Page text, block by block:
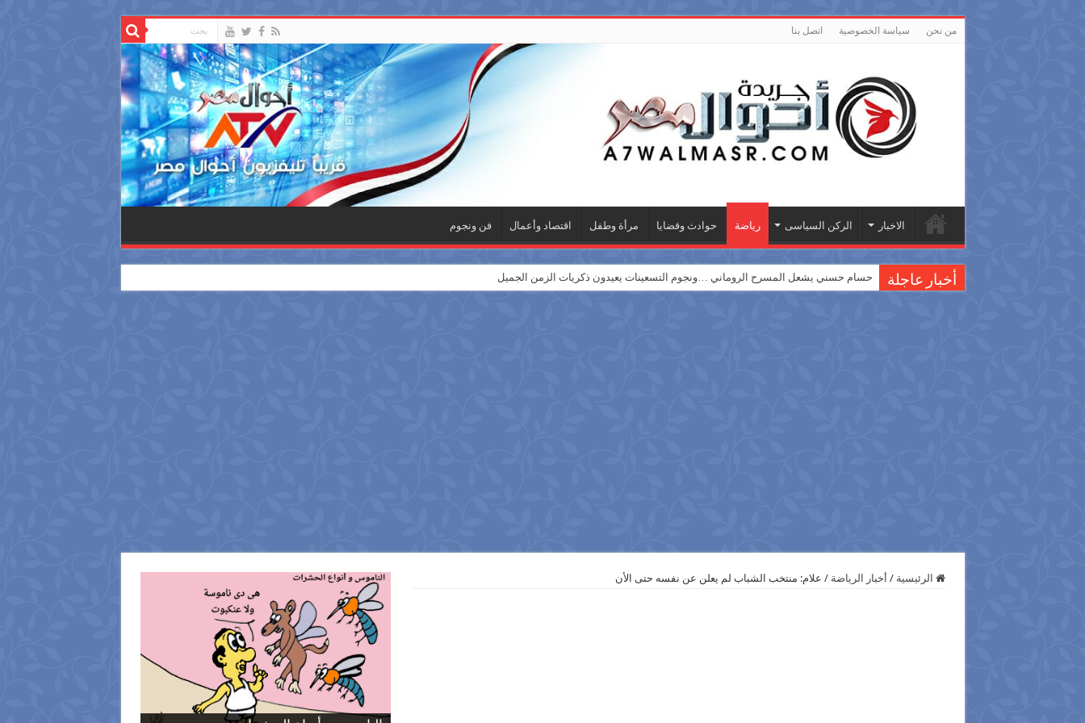
من نحن سياسة الخصوصية اتصل بنا
الاخبار الركن السياسى رياضة حوادث وقضايا مرأة وطفل اقتصاد وأعمال فن ونجوم
أخبار عاجلة حسام حسني يشعل المسرح الروماني …ونجوم التسعينات يعيدون ذكريات الزمن الجميل
الرئيسية / أخبار الرياضة / علام: منتخب الشباب لم يعلن عن نفسه حتى الأن